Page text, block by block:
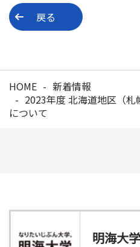
戻る
HOME
新着情報
2023年度 北海道地区（
について
明海大